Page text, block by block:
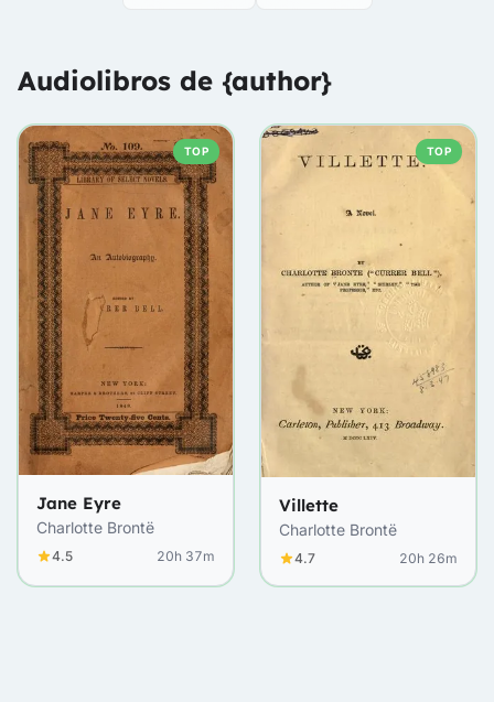
Audiolibros de {author}
TOP
Jane Eyre
Charlotte Brontë
4.5 20h 37m
TOP
Villette
Charlotte Brontë
4.7 20h 26m